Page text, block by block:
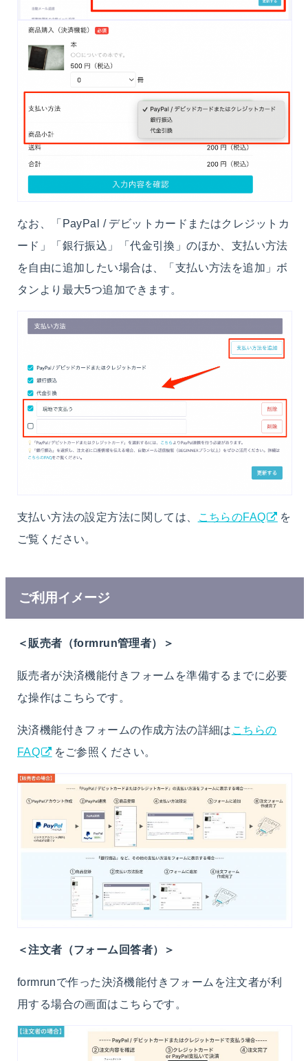
なお、「PayPal / デビットカードまたはクレジットカ
ード」「銀行振込」「代金引換」のほか、支払い方法
を自由に追加したい場合は、「支払い方法を追加」ボ
タンより最大5つ追加できます。
支払い方法の設定方法に関しては、 こちらのFAQ
を
ご覧ください。
ご利用イメージ
＜販売者（formrun管理者）＞
販売者が決済機能付きフォームを準備するまでに必要
な操作はこちらです。
決済機能付きフォームの作成方法の詳細は こちらの
FAQ
をご参照ください。
＜注文者（フォーム回答者）＞
formrunで作った決済機能付きフォームを注文者が利
用する場合の画面はこちらです。